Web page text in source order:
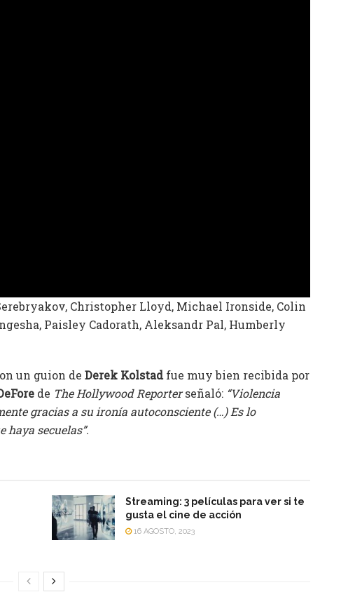
Christopher Lloyd, Michael Ironside, Colin
Paisley Cadorath, Aleksandr Pal, Humberly
un guion de Derek Kolstadfue muy bien recibida por
de The Hollywood Reporterseñaló: “Violencia
gracias a su ironía autoconsciente (…) Es lo
secuelas”.
Streaming: 3 películas para ver si te
gusta el cine de acción
16 AGOSTO, 2023